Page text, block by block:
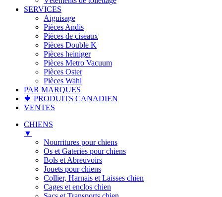
SERVICES
Aiguisage
Pièces Andis
Pièces de ciseaux
Pièces Double K
Pièces heiniger
Pièces Metro Vacuum
Pièces Oster
Pièces Wahl
PAR MARQUES
🍁 PRODUITS CANADIEN
VENTES
CHIENS
▼
Nourritures pour chiens
Os et Gateries pour chiens
Bols et Abreuvoirs
Jouets pour chiens
Collier, Harnais et Laisses chien
Cages et enclos chien